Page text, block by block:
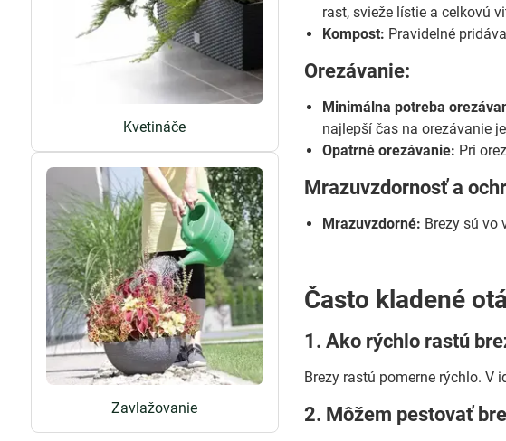
rast, svieže lístie a celkovú
Kompost: Pravidelné
Orezávanie:
Minimálna potreba
najlepší čas na orezávanie
Opatrné orezávanie: Pri
Mrazuvzdornosť a
Mrazuvzdorné: Brezy sú vo
Často kladené
1. Ako rýchlo rastú
Brezy rastú pomerne rýchlo. V
2. Môžem pestovať
Kvetináče
Zavlažovanie